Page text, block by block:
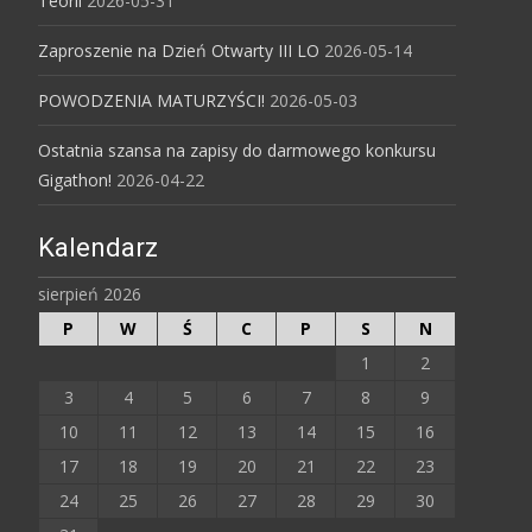
Zaproszenie na Dzień Otwarty III LO 2026-05-14
POWODZENIA MATURZYŚCI! 2026-05-03
Ostatnia szansa na zapisy do darmowego konkursu
Gigathon! 2026-04-22
Kalendarz
sierpień 2026
P
W Ś C P S
N
1
2
3
4 5 6 7 8
9
10
11 12 13 14 15
16
17
18 19 20 21 22
23
24
25 26 27 28 29
30